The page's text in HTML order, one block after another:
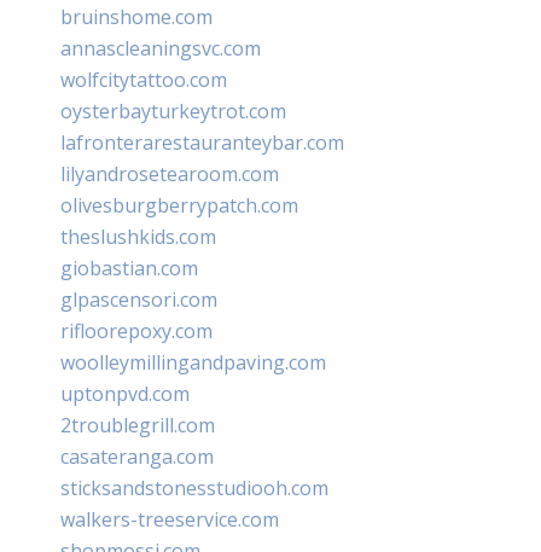
bruinshome.com
annascleaningsvc.com
wolfcitytattoo.com
oysterbayturkeytrot.com
lafronterarestauranteybar.com
lilyandrosetearoom.com
olivesburgberrypatch.com
theslushkids.com
giobastian.com
glpascensori.com
rifloorepoxy.com
woolleymillingandpaving.com
uptonpvd.com
2troublegrill.com
casateranga.com
sticksandstonesstudiooh.com
walkers-treeservice.com